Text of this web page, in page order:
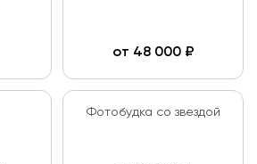
от 48 000₽
Фотобудка со звездой